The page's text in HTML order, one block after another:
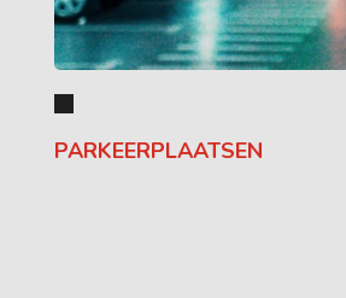
PARKEERPLAATSEN